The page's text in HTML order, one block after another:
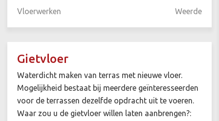
Vloerwerken Weerde
Gietvloer
Waterdicht maken van terras met nieuwe vloer.
Mogelijkheid bestaat bij meerdere geïnteresseerden
voor de terrassen dezelfde opdracht uit te voeren.
Waar zou u de gietvloer willen laten aanbrengen?: